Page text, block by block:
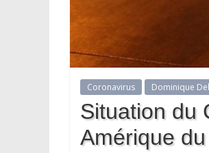
Coronavirus Dominique
Situation du
Amérique